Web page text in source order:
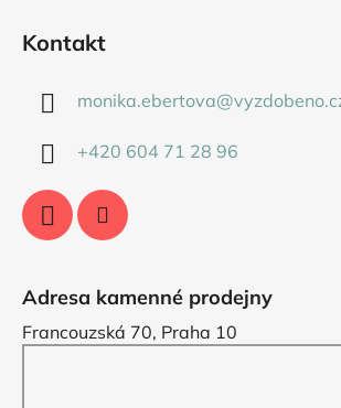
Kontakt
monika.ebertova@
+420 604 71 28 96
Adresa kamenné prodejny
Francouzská 70, Praha 10